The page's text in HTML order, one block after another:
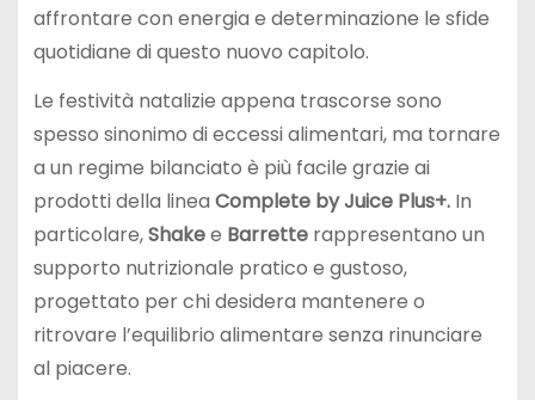
affrontare con energia e determinazione le sfide
quotidiane di questo nuovo capitolo.
Le festività natalizie appena trascorse sono
spesso sinonimo di eccessi alimentari, ma tornare
a un regime bilanciato è più facile grazie ai
prodotti della linea Complete by Juice Plus+.In
particolare,Shakee Barretterappresentano un
supporto nutrizionale pratico e gustoso,
progettato per chi desidera mantenere o
ritrovare l’equilibrio alimentare senza rinunciare
al piacere.